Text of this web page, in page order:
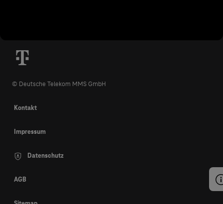
© Deutsche Telekom MMS GmbH
Kontakt
Impressum
Datenschutz
AGB